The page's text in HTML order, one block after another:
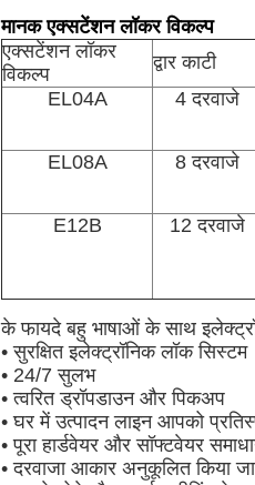
मानक एक्सटेंशन लॉकर विकल्प
एक्सटेंशन लॉकर
विकल्प
द्वार काटी
EL04A
4 दरवाजे
EL08A
8 दरवाजे
E12B
12 दरवाजे
के फायदेबहु भाषाओं के साथ
• सुरक्षित इलेक्ट्रॉनिक लॉक सिस्टम
• 24/7 सुलभ
• त्वरित ड्रॉपडाउन और पिकअप
• घर में उत्पादन लाइन आपको
• पूरा हार्डवेयर और सॉफ्टवेयर
• दरवाजा आकार अनुकूलित किया